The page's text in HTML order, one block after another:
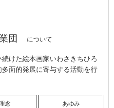
団 について
けた絵本画家いわさきちひろ
面的発展に寄与する活動を行
念 あゆみ